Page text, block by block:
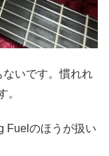
いです。慣れれ
。
Fuelのほうが扱い